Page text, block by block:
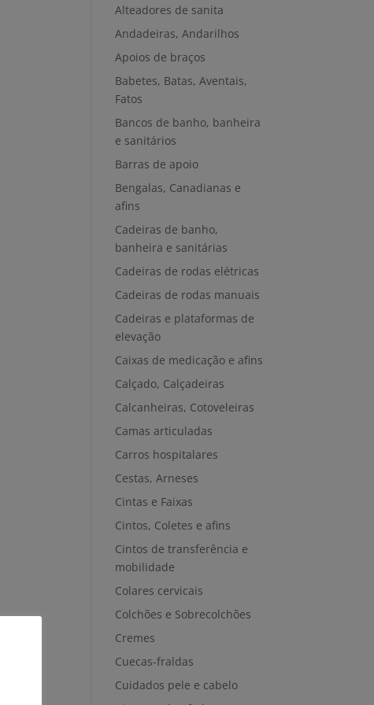
Alteadores de sanita
Andadeiras, Andarilhos
Apoios de braços
Babetes, Batas, Aventais,
Fatos
Bancos de banho, banheira
e sanitários
Barras de apoio
Bengalas, Canadianas e
afins
Cadeiras de banho,
banheira e sanitárias
Cadeiras de rodas elétricas
Cadeiras de rodas manuais
Cadeiras e plataformas de
elevação
Caixas de medicação e afins
Calçado, Calçadeiras
Calcanheiras, Cotoveleiras
Camas articuladas
Carros hospitalares
Cestas, Arneses
Cintas e Faixas
Cintos, Coletes e afins
Cintos de transferência e
mobilidade
Colares cervicais
Colchões e Sobrecolchões
Cremes
Cuecas-fraldas
Cuidados pele e cabelo